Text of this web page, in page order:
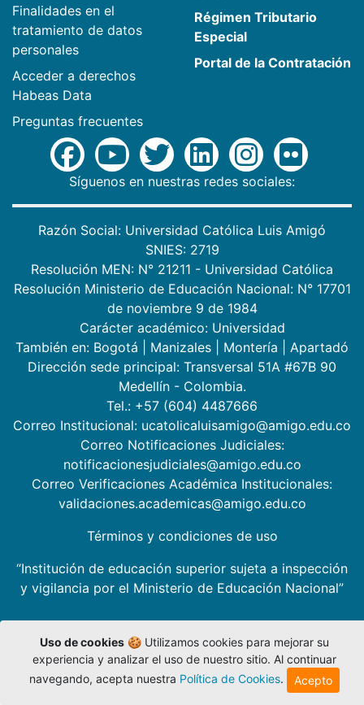
Finalidades en el
tratamiento de datos
personales
Acceder a derechos
Habeas Data
Preguntas frecuentes
Régimen Tributario
Especial
Portal de la Contratación
Síguenos en nuestras redes sociales:
Razón Social: Universidad Católica Luis Amigó
SNIES: 2719
Resolución MEN: N° 21211 - Universidad Católica
Resolución Ministerio de Educación Nacional: N° 17701
de noviembre 9 de 1984
Carácter académico: Universidad
También en: Bogotá Manizales Montería
Apartadó
Dirección sede principal: Transversal 51A #67B 90
Medellín - Colombia.
Tel.: +57 (604) 4487666
Correo Institucional: ucatolicaluisamigo@amigo.edu.co
Correo Notificaciones Judiciales:
notificacionesjudiciales@amigo.edu.co
Correo Verificaciones Académica Institucionales:
validaciones.academicas@amigo.edu.co
Términos y condiciones de uso
“Institución de educación superior sujeta a inspección
y vigilancia por el Ministerio de Educación Nacional”
Uso de cookies🍪 Utilizamos cookies para mejorar su
experiencia y analizar el uso de nuestro sitio. Al continuar
navegando, acepta nuestra Política de Cookies. Acepto